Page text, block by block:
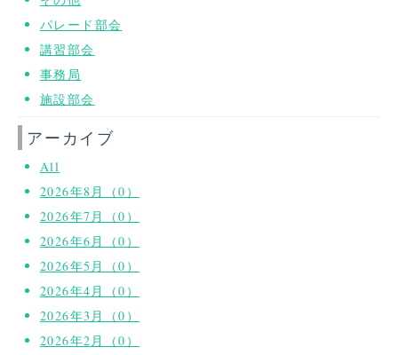
パレード部会
講習部会
事務局
施設部会
アーカイブ
All
2026年8月（0）
2026年7月（0）
2026年6月（0）
2026年5月（0）
2026年4月（0）
2026年3月（0）
2026年2月（0）